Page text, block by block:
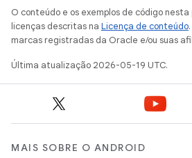
O conteúdo e os exemplos de código
licenças descritas na Licença de conteúdo
marcas registradas da Oracle e/ou suas
Última atualização 2026-05-19 UTC.
MAIS SOBRE O ANDROID